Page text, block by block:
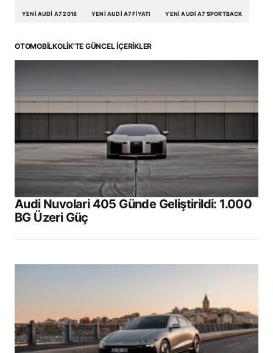
YENI AUDI A7 2018 YENI AUDI A7 FIYATI YENI AUDI A7 SPORTBACK
OTOMOBILKOLIK'TE GÜNCEL İÇERIKLER
Audi Nuvolari 405 Günde Geliştirildi: 1.000
BG Üzeri Güç